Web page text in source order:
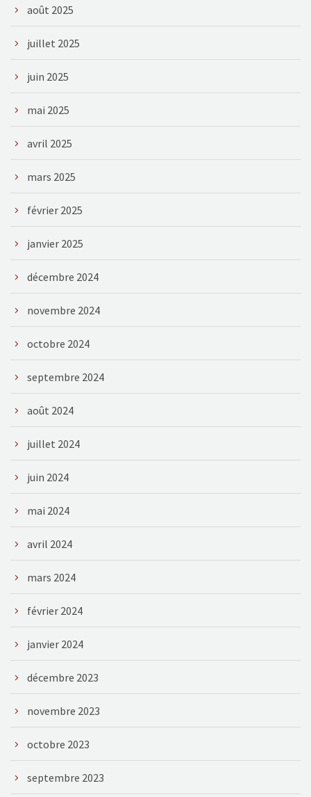
août 2025
juillet 2025
juin 2025
mai 2025
avril 2025
mars 2025
février 2025
janvier 2025
décembre 2024
novembre 2024
octobre 2024
septembre 2024
août 2024
juillet 2024
juin 2024
mai 2024
avril 2024
mars 2024
février 2024
janvier 2024
décembre 2023
novembre 2023
octobre 2023
septembre 2023